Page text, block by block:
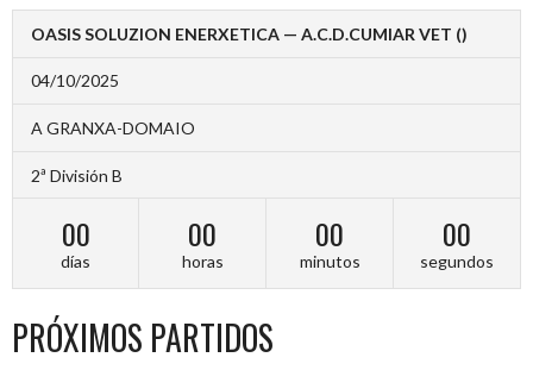
OASIS SOLUZION ENERXETICA — A.C.D.CUMIAR VET ()
04/10/2025
A GRANXA-DOMAIO
2ª División B
00
días
00
horas
00
minutos
00
segundos
PRÓXIMOS PARTIDOS